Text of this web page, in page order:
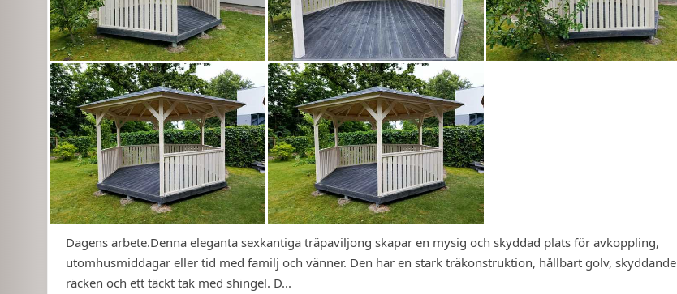
+2
Dagens arbete.Denna eleganta sexkantiga träpaviljong skapar en mysig och skyddad plats för avkoppling,
utomhusmiddagar eller tid med familj och vänner. Den har en stark träkonstruktion, hållbart golv, skyddande
räcken och ett täckt tak med shingel. D...